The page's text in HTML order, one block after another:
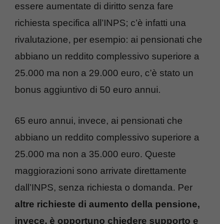
essere aumentate di diritto senza fare
richiesta specifica all’INPS; c’è infatti una
rivalutazione, per esempio: ai pensionati che
abbiano un reddito complessivo superiore a
25.000 ma non a 29.000 euro, c’è stato un
bonus aggiuntivo di 50 euro annui.
65 euro annui, invece, ai pensionati che
abbiano un reddito complessivo superiore a
25.000 ma non a 35.000 euro. Queste
maggiorazioni sono arrivate direttamente
dall’INPS, senza richiesta o domanda. Per
altre richieste di aumento della pensione,
invece, è opportuno chiedere supporto e